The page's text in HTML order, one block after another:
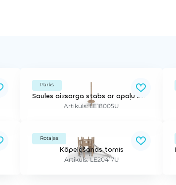
Parks
Saules aizsarga stabs ar apaļu smilšu galdu, 3,33 m
Artikuls: LE18005U
Rotaļas
Kāpelēšanas tornis
Artikuls: LE20417U